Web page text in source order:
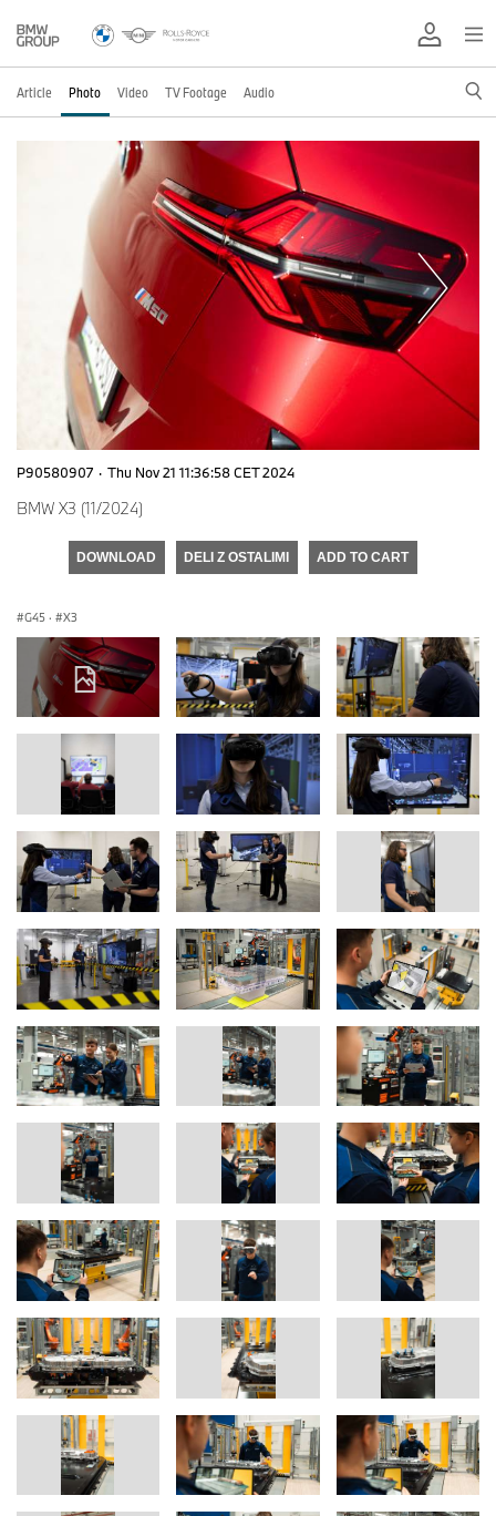
Article Photo Video TV Footage Audio
P90580907 · Thu Nov 21 11:36:58 CET 2024
BMW X3 (11/2024)
DOWNLOAD DELI Z OSTALIMI ADD TO CART
G45 · X3